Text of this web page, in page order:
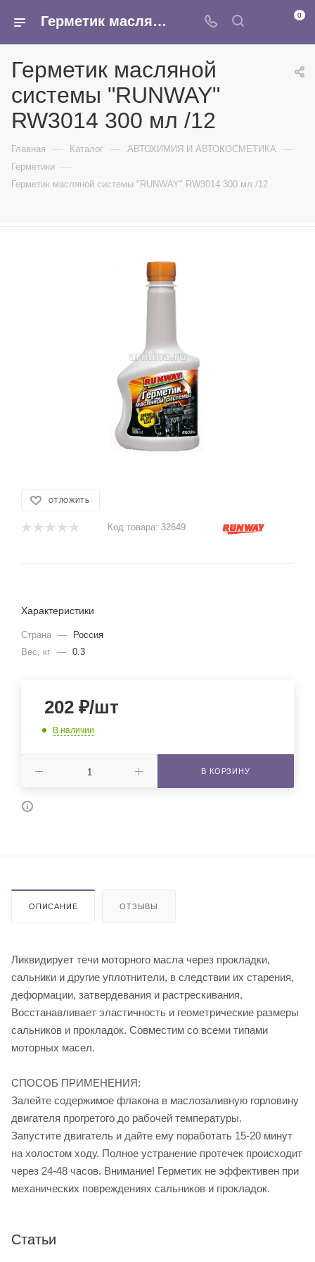
Герметик масляной системы "RUNWAY" RW3014 300 мл /12 - купить в интернет-магазине Армина 0
Герметик масляной
системы "RUNWAY"
RW3014 300 мл /12
Главная — Каталог — АВТОХИМИЯ И АВТОКОСМЕТИКА —
Герметики —
Герметик масляной системы "RUNWAY" RW3014 300 мл /12
ОТЛОЖИТЬ
Код товара: 32649
Характеристики
Страна —
Россия
Вес, кг — 0.3
202 ₽/шт
В наличии
В КОРЗИНУ
ОПИСАНИЕ ОТЗЫВЫ
Ликвидирует течи моторного масла через прокладки,
сальники и другие уплотнители, в следствии их старения,
деформации, затвердевания и растрескивания.
Восстанавливает эластичность и геометрические размеры
сальников и прокладок. Совместим со всеми типами
моторных масел.
СПОСОБ ПРИМЕНЕНИЯ:
Залейте содержимое флакона в маслозаливную горловину
двигателя прогретого до рабочей температуры.
Запустите двигатель и дайте ему поработать 15-20 минут
на холостом ходу. Полное устранение протечек происходит
через 24-48 часов. Внимание! Герметик не эффективен при
механических повреждениях сальников и прокладок.
Статьи